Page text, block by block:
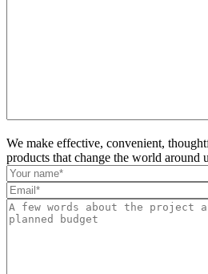
We make effective, convenient,
products that change the world around